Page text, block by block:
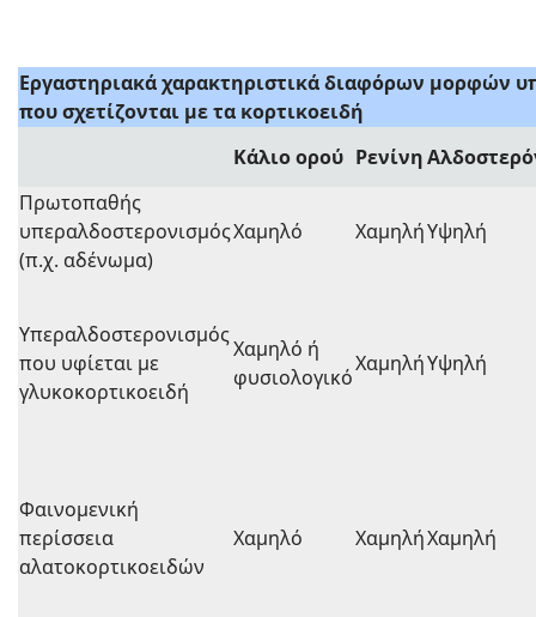
Εργαστηριακά χαρακτηριστικά διαφόρων μορφών
που σχετίζονται με τα κορτικοειδή
Κάλιο ορού Ρενίνη
Πρωτοπαθής
υπεραλδοστερονισμός
(π.χ. αδένωμα)
Χαμηλό ΧαμηλήΥψηλή
Υπεραλδοστερονισμός
που υφίεται με
γλυκοκορτικοειδή
Χαμηλό ή
φυσιολογικό
ΧαμηλήΥψηλή
Φαινομενική
περίσσεια
αλατοκορτικοειδών
Χαμηλό ΧαμηλήΧαμηλή